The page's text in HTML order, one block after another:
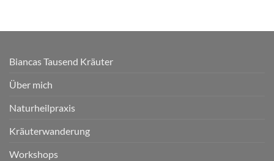
Biancas Tausend Kräuter
Über mich
Naturheilpraxis
Kräuterwanderung
Workshops